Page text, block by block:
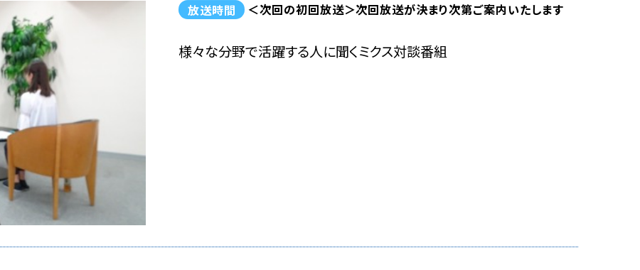
放送時間 ＜次回の初回放送＞次回放送が決まり次第ご案内いたします
様々な分野で活躍する人に聞くミクス対談番組